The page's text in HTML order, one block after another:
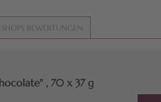
BEWERTUNGEN
, 70 x 37 g